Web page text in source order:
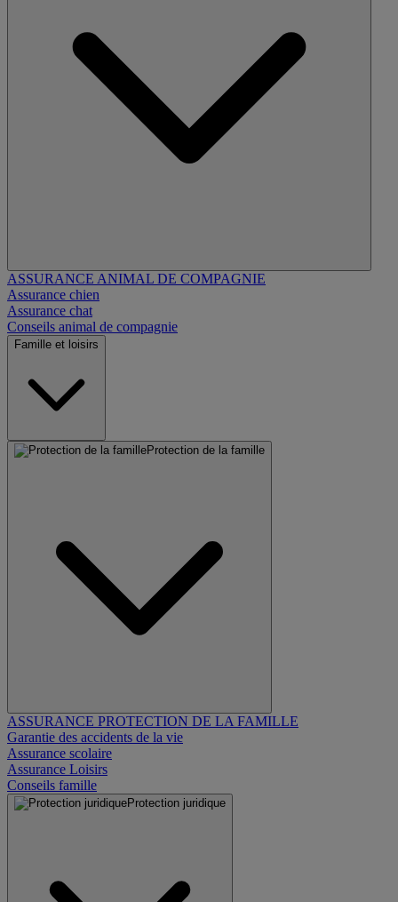
ASSURANCE ANIMAL DE COMPAGNIE
Assurance chien
Assurance chat
Conseils animal de compagnie
Famille et loisirs
Protection de la famille
ASSURANCE PROTECTION DE LA FAMILLE
Garantie des accidents de la vie
Assurance scolaire
Assurance Loisirs
Conseils famille
Protection juridique